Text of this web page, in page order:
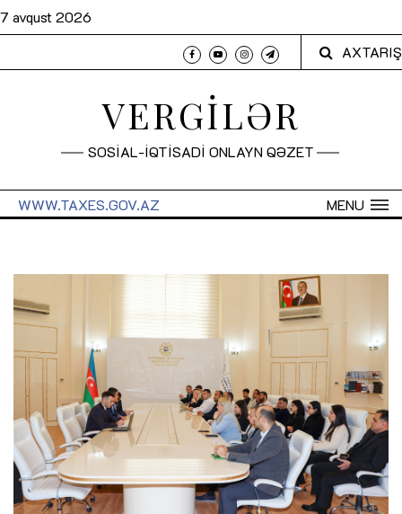
7 avqust 2026
AXTARIŞ
VERGİLƏR
SOSİAL-İQTİSADİ ONLAYN QƏZET
MENU
WWW.TAXES.GOV.AZ